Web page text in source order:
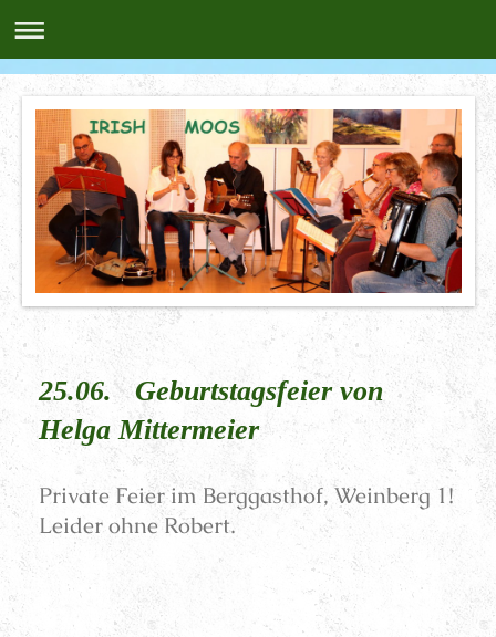
25.06. Geburtstagsfeier von
Helga Mittermeier
Private Feier im Berggasthof, Weinberg 1!
Leider ohne Robert.